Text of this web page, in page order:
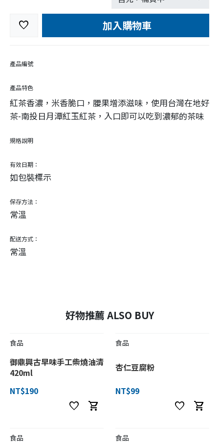
favorite 加入購物車
產品編號
產品特色
紅茶香濃，米香脆口，腰果增添滋味，使用台灣在地好
茶-南投日月潭紅玉紅茶，入口即可以吃到濃郁的茶味
規格說明
有效日期：
如包裝標示
保存方法：
常溫
配送方式：
常溫
好物推薦 ALSO BUY
食品
御鼎興古早味手工柴燒油清
420ml
NT$190
favorite shopping_cart
食品
杏仁豆腐粉
NT$99
favorite shopping_cart
食品 食品